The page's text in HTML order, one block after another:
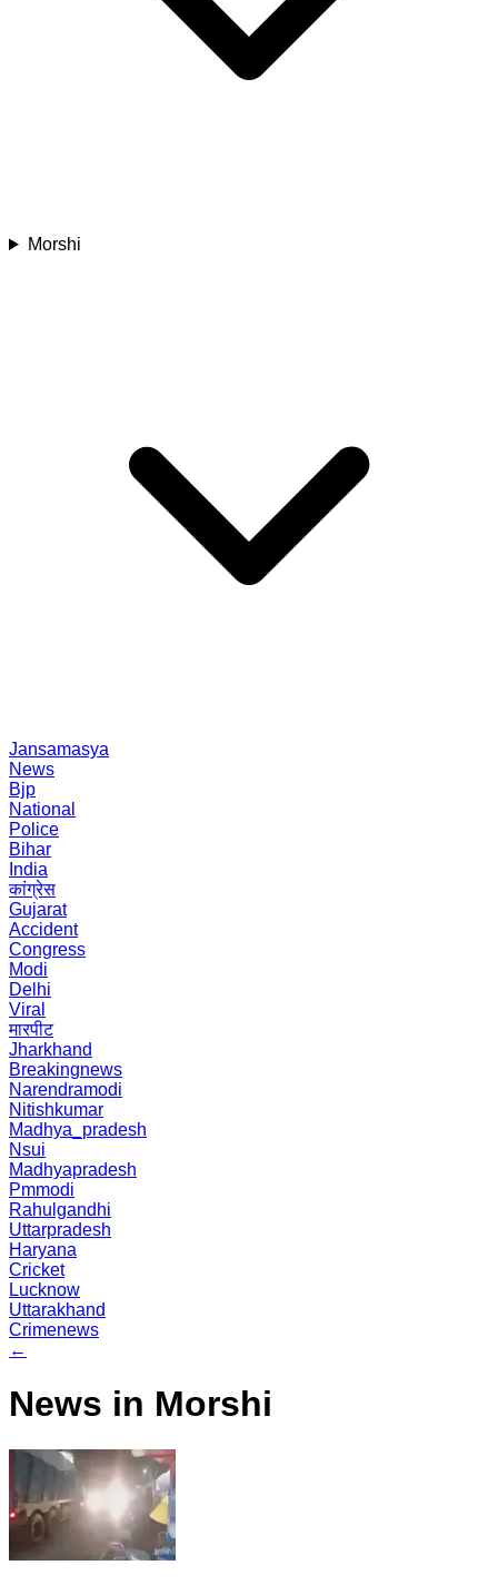
Morshi
Jansamasya
News
Bjp
National
Police
Bihar
India
कांग्रेस
Gujarat
Accident
Congress
Modi
Delhi
Viral
मारपीट
Jharkhand
Breakingnews
Narendramodi
Nitishkumar
Madhya_pradesh
Nsui
Madhyapradesh
Pmmodi
Rahulgandhi
Uttarpradesh
Haryana
Cricket
Lucknow
Uttarakhand
Crimenews
←
News in Morshi